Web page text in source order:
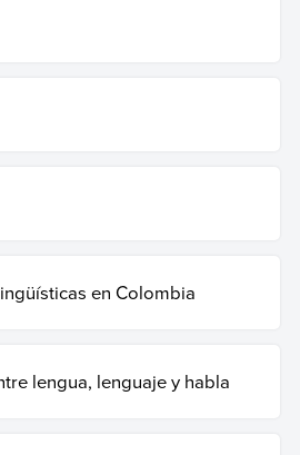
en Colombia
lengua, lenguaje y habla